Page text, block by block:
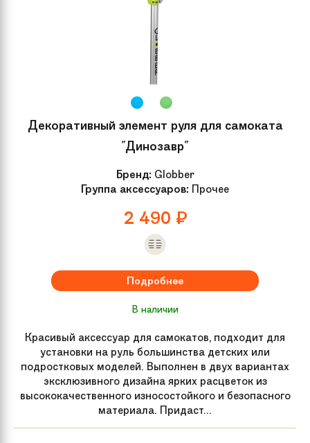
Декоративный элемент руля для самоката
"Динозавр"
Бренд: Globber
Группа аксессуаров: Прочее
2 490 ₽
Подробнее
В наличии
Красивый аксессуар для самокатов, подходит для
установки на руль большинства детских или
подростковых моделей. Выполнен в двух вариантах
эксклюзивного дизайна ярких расцветок из
высококачественного износостойкого и безопасного
материала. Придаст...